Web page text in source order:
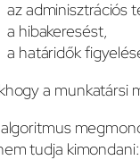
az adminisztrációs
a hibakeresést,
a határidők
a munkatársi
tudja kimondani: